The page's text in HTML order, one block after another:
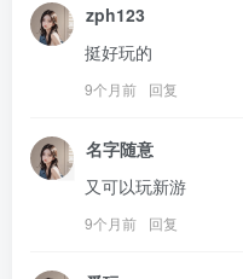
zph123
挺好玩的
9个月前 回复
名字随意
又可以玩新游
9个月前 回复